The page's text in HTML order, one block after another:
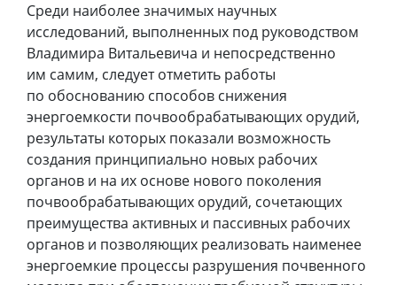
Среди наиболее значимых научных
исследований, выполненных под руководством
Владимира Витальевича и непосредственно
им самим, следует отметить работы
по обоснованию способов снижения
энергоемкости почвообрабатывающих орудий,
результаты которых показали возможность
создания принципиально новых рабочих
органов и на их основе нового поколения
почвообрабатывающих орудий, сочетающих
преимущества активных и пассивных рабочих
органов и позволяющих реализовать наименее
энергоемкие процессы разрушения почвенного